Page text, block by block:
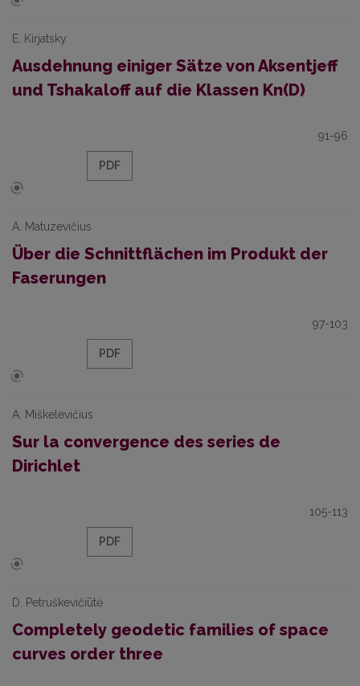
E. Kirjatsky
Ausdehnung einiger Sätze von Aksentjeff
und Tshakaloff auf die Klassen Kn(D)
91-96
PDF
A. Matuzevičius
Über die Schnittflächen im Produkt der
Faserungen
97-103
PDF
A. Miškelevičius
Sur la convergence des series de
Dirichlet
105-113
PDF
D. Petruškevičiūtė
Completely geodetic families of space
curves order three